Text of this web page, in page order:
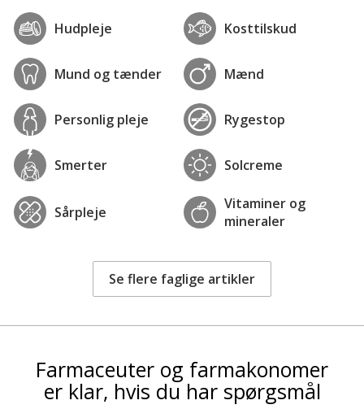
Hudpleje Kosttilskud
Mund og tænder Mænd
Personlig pleje Rygestop
Smerter Solcreme
Sårpleje
Vitaminer og
mineraler
Se flere faglige artikler
Farmaceuter og farmakonomer
er klar, hvis du har spørgsmål